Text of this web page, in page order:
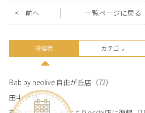
< 前へ 一覧ページに戻る
投稿者 カテゴリ
Bab by neolive 自由が丘店 （72）
田中 美穂（140）